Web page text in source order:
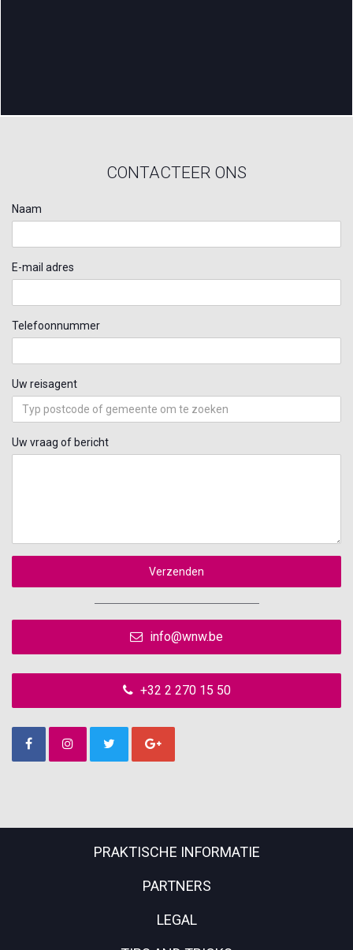
CONTACTEER ONS
Naam
E-mail adres
Telefoonnummer
Uw reisagent
Uw vraag of bericht
Verzenden
info@wnw.be
+32 2 270 15 50
PRAKTISCHE INFORMATIE
PARTNERS
LEGAL